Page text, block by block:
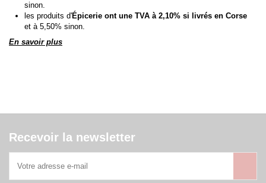
sinon.
les produits d'Épicerie ont une TVA à 2,10% si livrés en Corse
et à 5,50% sinon.
En savoir plus
Recevoir la newsletter